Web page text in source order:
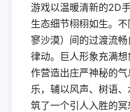
游戏以温暖清新的2D
生态细节栩栩如生。
寥沙漠）间的过渡流
律动。巨人形象充满
作营造出庄严神秘的
乐，辅以风声、树语
筑了一个引人入胜的